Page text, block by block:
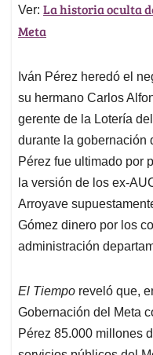
Ver: La historia oculta
Meta
Iván Pérez heredó el
su hermano Carlos
gerente de la Lotería
durante la gobernación
Pérez fue ultimado por
la versión de los ex-
Arroyave
Gómez dinero por los
administración
El Tiempo reveló que,
Gobernación del Meta
Pérez 85.000 millones